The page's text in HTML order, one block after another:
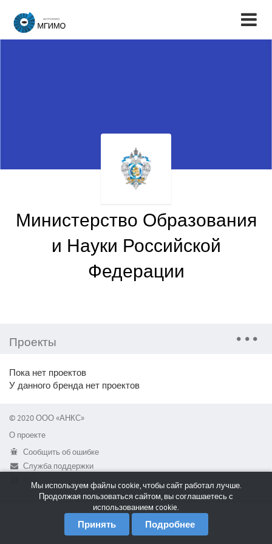
Министерство Образования
и Науки Российской
Федерации
Проекты
Пока нет проектов
У данного бренда нет проектов
© 2020 ООО «АНКС»
О проекте
Сообщить об ошибке
Служба поддержки
RSS
Мы используем файлы cookie, чтобы сайт работал лучше.
Продолжая пользоваться сайтом, вы соглашаетесь с
использованием cookie.
Принять Подробнее